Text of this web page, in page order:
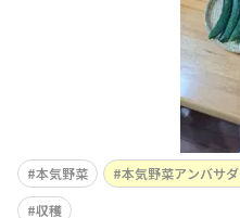
本気野菜 本気野菜アンバサ
収穫